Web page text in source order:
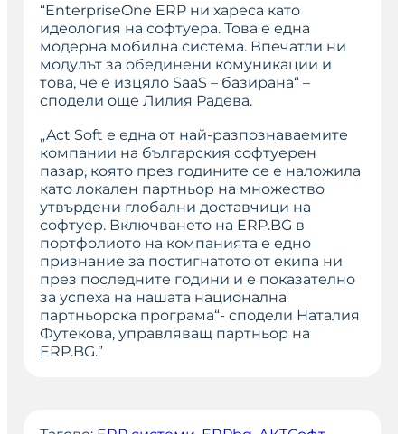
“EnterpriseOne ERP ни хареса като
идеология на софтуера. Това е една
модерна мобилна система. Впечатли ни
модулът за обединени комуникации и
това, че е изцяло SaaS – базирана“ –
сподели още Лилия Радева.
„Act Soft е една от най-разпознаваемите
компании на българския софтуерен
пазар, която през годините се е наложила
като локален партньор на множество
утвърдени глобални доставчици на
софтуер. Включването на ERP.BG в
портфолиото на компанията е едно
признание за постигнатото от екипа ни
през последните години и е показателно
за успеха на нашата национална
партньорска програма“- сподели Наталия
Футекова, управляващ партньор на
ERP.BG.”